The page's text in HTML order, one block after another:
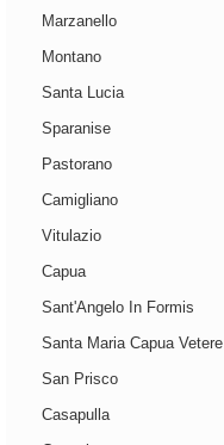
Marzanello
Montano
Santa Lucia
Sparanise
Pastorano
Camigliano
Vitulazio
Capua
Sant'Angelo In Formis
Santa Maria Capua Vetere
San Prisco
Casapulla